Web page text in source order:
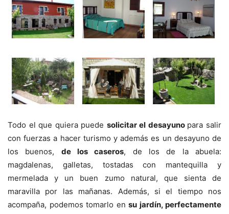
Todo el que quiera puede solicitar el desayuno para salir
con fuerzas a hacer turismo y además es un desayuno de
los buenos, de los caseros, de los de la abuela:
magdalenas, galletas, tostadas con mantequilla y
mermelada y un buen zumo natural, que sienta de
maravilla por las mañanas. Además, si el tiempo nos
acompaña, podemos tomarlo en su jardín, perfectamente